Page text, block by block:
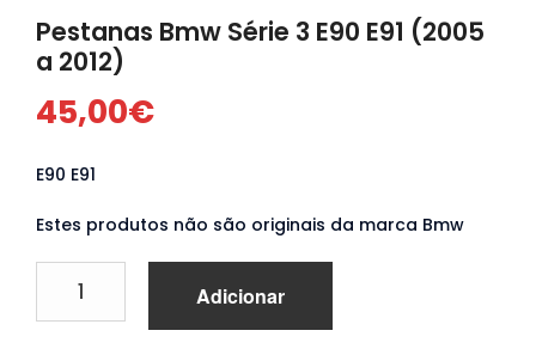
Loja Virtual 360º
Pestanas Bmw Série 3 E90 E91 (2005
a 2012)
45,00€
E90 E91
Estes produtos não são originais da marca Bmw
Pestanas
Adicionar